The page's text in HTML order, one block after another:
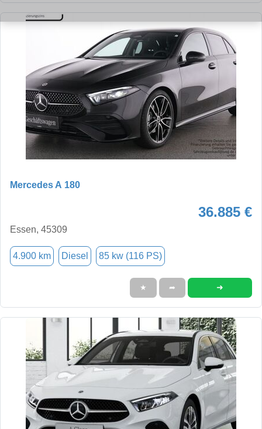
Mercedes A 180
36.885 €
Essen, 45309
4.900 km Diesel 85 kw (116 PS)
★ ➦ ➜